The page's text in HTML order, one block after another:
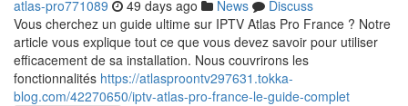
atlas-pro771089 49 days ago News
Discuss
Vous cherchez un guide ultime sur IPTV Atlas Pro France ? Notre
article vous explique tout ce que vous devez savoir pour utiliser
efficacement de sa installation. Nous couvrirons les
fonctionnalités https://atlasproontv297631.tokka-
blog.com/42270650/iptv-atlas-pro-france-le-guide-complet